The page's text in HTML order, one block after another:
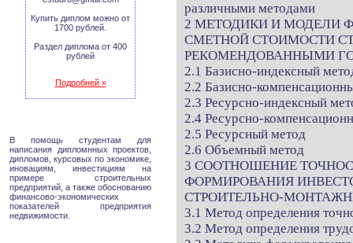
Купить диплом можно от
1700 рублей.
Раздел диплома от 400
рублей
Подробней »
В помощь студентам для
написания дипломнных проектов,
дипломов, курсовых по экономике,
иновациям, инвестициям на
примере строительных
предприятий, а также обоснованию
финансово-экономических
показателей предприятия
недвижимости.
различными методами
2 МЕТОДИКИ И МОДЕЛИ
СМЕТНОЙ СТОИМОСТИ
РЕКОМЕНДОВАННЫМИ
2.1 Базисно-индексный
2.2 Базисно-
2.3 Ресурсно-индексный
2.4 Ресурсно-
2.5 Ресурсный метод
2.6 Объемный метод
3 СООТНОШЕНИЕ
ФОРМИРОВАНИЯ
СТРОИТЕЛЬНО-
3.1 Метод определения
3.2 Метод определения